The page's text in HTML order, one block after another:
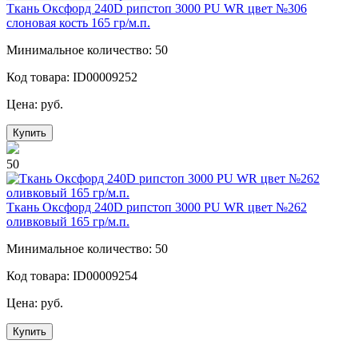
Ткань Оксфорд 240D рипстоп 3000 PU WR цвет №306
слоновая кость 165 гр/м.п.
Минимальное количество: 50
Код товара: ID00009252
Цена: руб.
Купить
50
Ткань Оксфорд 240D рипстоп 3000 PU WR цвет №262
оливковый 165 гр/м.п.
Минимальное количество: 50
Код товара: ID00009254
Цена: руб.
Купить